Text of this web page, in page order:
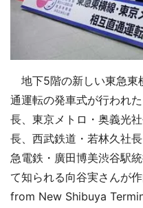
地下5階の新しい東急東
通運転の発車式が行われ
長、東京メトロ・奥義光
長、西武鉄道・若林久社
急電鉄・廣田博美渋谷駅
て知られる向谷実さんが
from New Shibuya